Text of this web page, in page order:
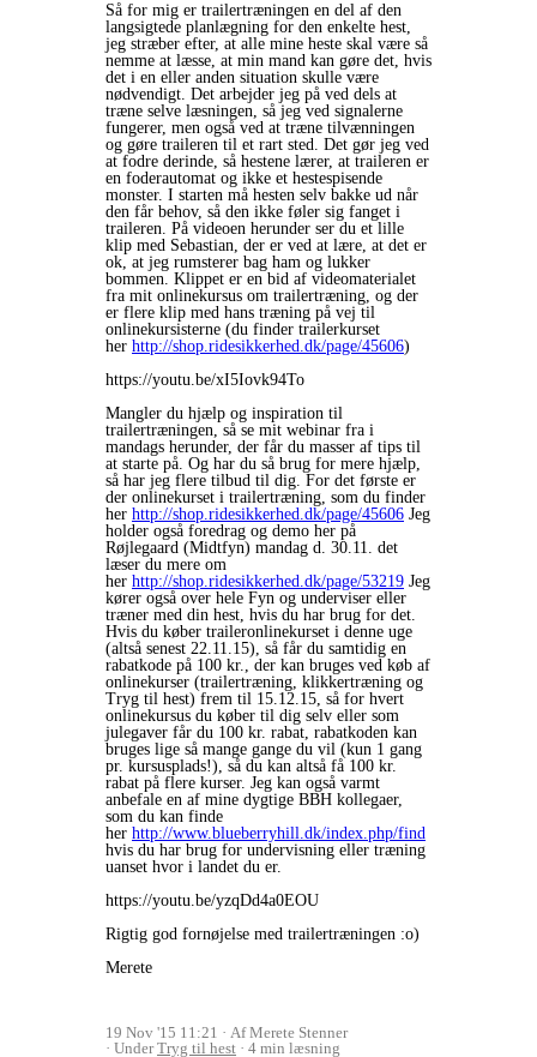
Så for mig er trailertræningen en del af den
langsigtede planlægning for den enkelte hest,
jeg stræber efter, at alle mine heste skal være så
nemme at læsse, at min mand kan gøre det, hvis
det i en eller anden situation skulle være
nødvendigt. Det arbejder jeg på ved dels at
træne selve læsningen, så jeg ved signalerne
fungerer, men også ved at træne tilvænningen
og gøre traileren til et rart sted. Det gør jeg ved
at fodre derinde, så hestene lærer, at traileren er
en foderautomat og ikke et hestespisende
monster. I starten må hesten selv bakke ud når
den får behov, så den ikke føler sig fanget i
traileren. På videoen herunder ser du et lille
klip med Sebastian, der er ved at lære, at det er
ok, at jeg rumsterer bag ham og lukker
bommen. Klippet er en bid af videomaterialet
fra mit onlinekursus om trailertræning, og der
er flere klip med hans træning på vej til
onlinekursisterne (du finder trailerkurset
her http://shop.ridesikkerhed.dk/page/45606)
https://youtu.be/xI5Iovk94To
Mangler du hjælp og inspiration til
trailertræningen, så se mit webinar fra i
mandags herunder, der får du masser af tips til
at starte på. Og har du så brug for mere hjælp,
så har jeg flere tilbud til dig. For det første er
der onlinekurset i trailertræning, som du finder
her http://shop.ridesikkerhed.dk/page/45606 Jeg
holder også foredrag og demo her på
Røjlegaard (Midtfyn) mandag d. 30.11. det
læser du mere om
her http://shop.ridesikkerhed.dk/page/53219 Jeg
kører også over hele Fyn og underviser eller
træner med din hest, hvis du har brug for det.
Hvis du køber traileronlinekurset i denne uge
(altså senest 22.11.15), så får du samtidig en
rabatkode på 100 kr., der kan bruges ved køb af
onlinekurser (trailertræning, klikkertræning og
Tryg til hest) frem til 15.12.15, så for hvert
onlinekursus du køber til dig selv eller som
julegaver får du 100 kr. rabat, rabatkoden kan
bruges lige så mange gange du vil (kun 1 gang
pr. kursusplads!), så du kan altså få 100 kr.
rabat på flere kurser. Jeg kan også varmt
anbefale en af mine dygtige BBH kollegaer,
som du kan finde
her http://www.blueberryhill.dk/index.php/find
hvis du har brug for undervisning eller træning
uanset hvor i landet du er.
https://youtu.be/yzqDd4a0EOU
Rigtig god fornøjelse med trailertræningen :o)
Merete
19 Nov '15 11:21
Af Merete Stenner
UnderTryg til hest 4 min læsning